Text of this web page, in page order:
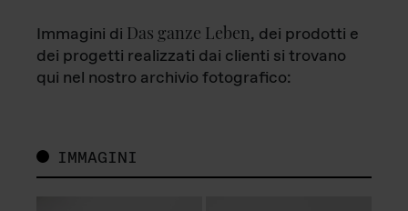
Immagini di Das ganze Leben, dei prodotti e
dei progetti realizzati dai clienti si trovano
qui nel nostro archivio fotografico:
IMMAGINI